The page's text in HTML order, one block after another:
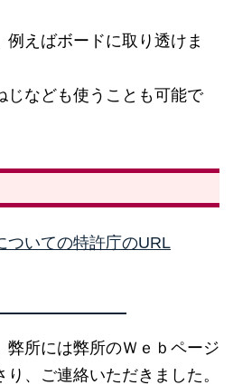
例えばボードに取り透けま
じなども使うことも可能で
ついての特許庁のURL
弊所には弊所のＷｅｂページ
、ご連絡いただきました。